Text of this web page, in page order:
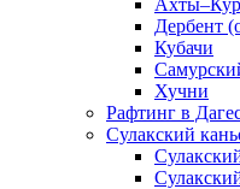
Дербент
Кубачи
Хучни
Рафтинг в
Сулакский